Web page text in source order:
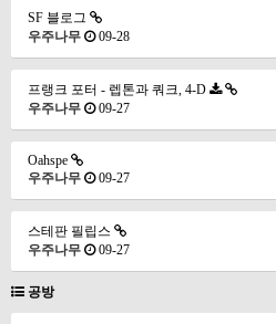
SF 블로그
우주나무
09-28
프랭크 포터 - 렙톤과 쿼크, 4-D
우주나무
09-27
Oahspe
우주나무
09-27
스테판 필립스
우주나무
09-27
공방